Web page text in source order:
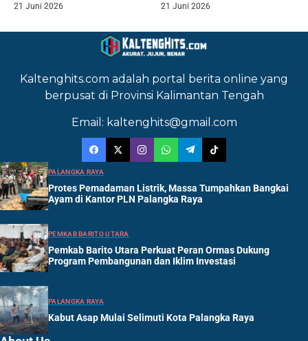
21 Juni 2026 21 Juni 2026
Kaltenghits.com adalah portal berita online yang
berpusat di Provinsi Kalimantan Tengah
Email: kaltenghits@gmail.com
PALANGKA RAYA
Protes Pemadaman Listrik, Massa Tumpahkan Bangkai
Ayam di Kantor PLN Palangka Raya
PEMKAB BARITO UTARA
Pemkab Barito Utara Perkuat Peran Ormas Dukung
Program Pembangunan dan Iklim Investasi
PALANGKA RAYA
Kabut Asap Mulai Selimuti Kota Palangka Raya